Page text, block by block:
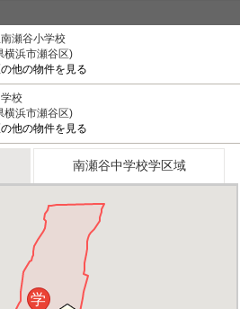
瀬谷小学校
横浜市瀬谷区)
他の物件を見る
校
横浜市瀬谷区)
他の物件を見る
南瀬谷中学校学区域
学